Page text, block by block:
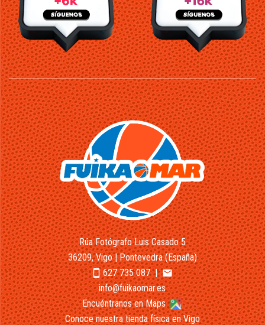
Rúa Fotógrafo Luis Casado 5
36209, Vigo | Pontevedra (España)
smartphone627 735 087|email
info@fuikaomar.es
Encuéntranos en Maps
Conoce nuestra tienda física en Vigo